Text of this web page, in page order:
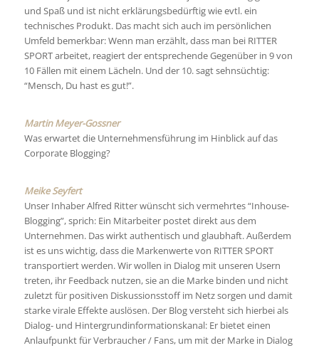
und Spaß und ist nicht erklärungsbedürftig wie evtl. ein
technisches Produkt. Das macht sich auch im persönlichen
Umfeld bemerkbar: Wenn man erzählt, dass man bei RITTER
SPORT arbeitet, reagiert der entsprechende Gegenüber in 9 von
10 Fällen mit einem Lächeln. Und der 10. sagt sehnsüchtig:
“Mensch, Du hast es gut!”.
Martin Meyer-Gossner
Was erwartet die Unternehmensführung im Hinblick auf das
Corporate Blogging?
Meike Seyfert
Unser Inhaber Alfred Ritter wünscht sich vermehrtes “Inhouse-
Blogging”, sprich: Ein Mitarbeiter postet direkt aus dem
Unternehmen. Das wirkt authentisch und glaubhaft. Außerdem
ist es uns wichtig, dass die Markenwerte von RITTER SPORT
transportiert werden. Wir wollen in Dialog mit unseren Usern
treten, ihr Feedback nutzen, sie an die Marke binden und nicht
zuletzt für positiven Diskussionsstoff im Netz sorgen und damit
starke virale Effekte auslösen. Der Blog versteht sich hierbei als
Dialog- und Hintergrundinformationskanal: Er bietet einen
Anlaufpunkt für Verbraucher / Fans, um mit der Marke in Dialog